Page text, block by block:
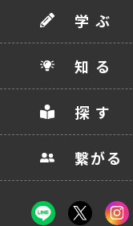
学 ぶ
知 る
探 す
繋がる